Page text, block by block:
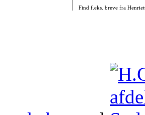
Find f.eks. breve fra